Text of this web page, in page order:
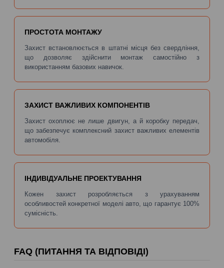
ПРОСТОТА МОНТАЖУ
Захист встановлюється в штатні місця без свердління,
що дозволяє здійснити монтаж самостійно з
використанням базових навичок.
ЗАХИСТ ВАЖЛИВИХ КОМПОНЕНТІВ
Захист охоплює не лише двигун, а й коробку передач,
що забезпечує комплексний захист важливих елементів
автомобіля.
ІНДИВІДУАЛЬНЕ ПРОЕКТУВАННЯ
Кожен захист розробляється з урахуванням
особливостей конкретної моделі авто, що гарантує 100%
сумісність.
FAQ (ПИТАННЯ ТА ВІДПОВІДІ)